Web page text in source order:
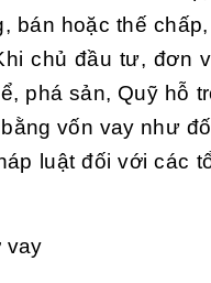
bán hoặc thế
chủ đầu tư, đơn
phá sản, Quỹ hỗ
vốn vay như
luật đối với các
vay